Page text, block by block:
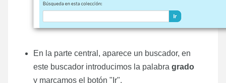
En la parte central, aparece un buscador, en
este buscador introducimos la palabra grado
y marcamos el botón "Ir".